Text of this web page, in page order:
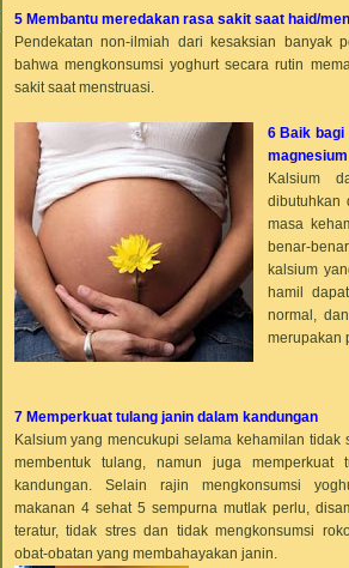
5 Membantu meredakan rasa sakit saat haid/
Pendekatan non-ilmiah dari kesaksian banyak
bahwa mengkonsumsi yoghurt secara rutin
sakit saat menstruasi.
6 Baik bagi
Kalsium
dibutuhkan
masa
benar-
kalsium
hamil
normal,
merupakan
7 Memperkuat tulang janin dalam kandungan
Kalsium yang mencukupi selama kehamilan tidak
membentuk tulang, namun juga memperkuat
kandungan. Selain rajin mengkonsumsi
makanan 4 sehat 5 sempurna mutlak perlu,
teratur, tidak stres dan tidak mengkonsumsi
obat-obatan yang membahayakan janin.